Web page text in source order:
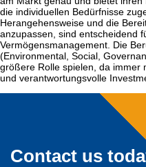
die individuellen Bedürfnisse
Herangehensweise und die
anzupassen, sind entscheidend
Vermögensmanagement. Die
(Environmental, Social,
größere Rolle spielen, da immer
und verantwortungsvolle
Contact us